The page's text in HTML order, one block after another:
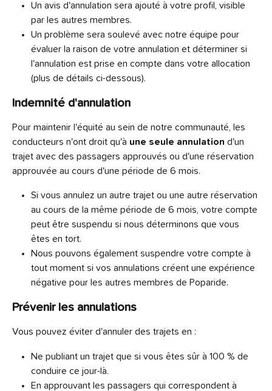
Un avis d'annulation sera ajouté à votre profil, visible
par les autres membres.
Un problème sera soulevé avec notre équipe pour
évaluer la raison de votre annulation et déterminer si
l'annulation est prise en compte dans votre allocation
(plus de détails ci-dessous).
Indemnité d'annulation
Pour maintenir l'équité au sein de notre communauté, les
conducteurs n'ont droit qu'à une seule annulation d'un
trajet avec des passagers approuvés ou d'une réservation
approuvée au cours d'une période de 6 mois.
Si vous annulez un autre trajet ou une autre réservation
au cours de la même période de 6 mois, votre compte
peut être suspendu si nous déterminons que vous
êtes en tort.
Nous pouvons également suspendre votre compte à
tout moment si vos annulations créent une expérience
négative pour les autres membres de Poparide.
Prévenir les annulations
Vous pouvez éviter d'annuler des trajets en :
Ne publiant un trajet que si vous êtes sûr à 100 % de
conduire ce jour-là.
En approuvant les passagers qui correspondent à